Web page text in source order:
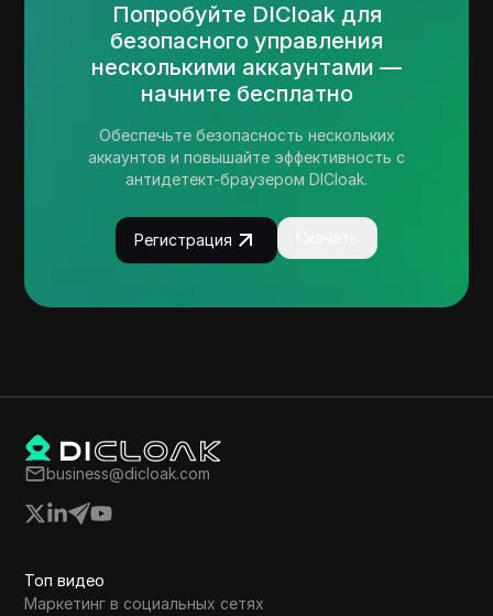
Попробуйте DICloak для
безопасного управления
несколькими аккаунтами —
начните бесплатно
Обеспечьте безопасность нескольких
аккаунтов и повышайте эффективность с
антидетект-браузером DICloak.
Регистрация
business@dicloak.com
Топ видео
Маркетинг в социальных сетях